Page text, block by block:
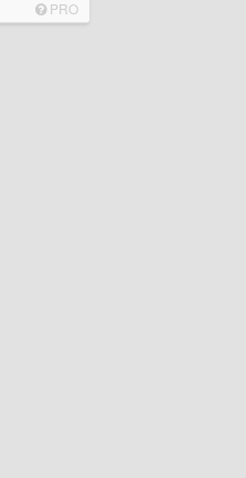
PRO